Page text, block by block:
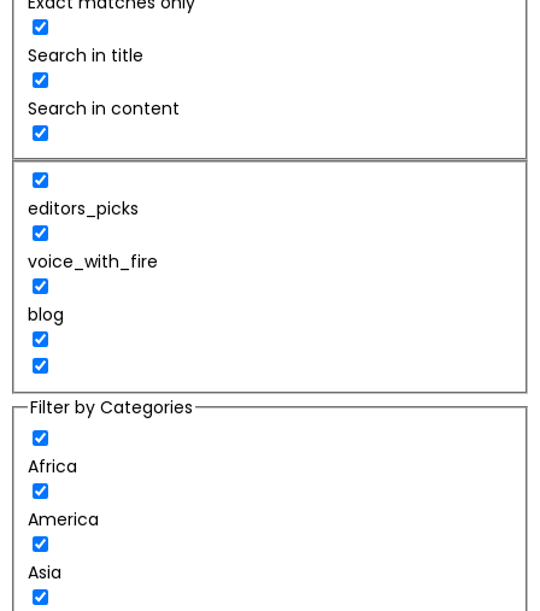
Search in title
Search in content
editors_picks
voice_with_fire
blog
Filter by Categories
Africa
America
Asia